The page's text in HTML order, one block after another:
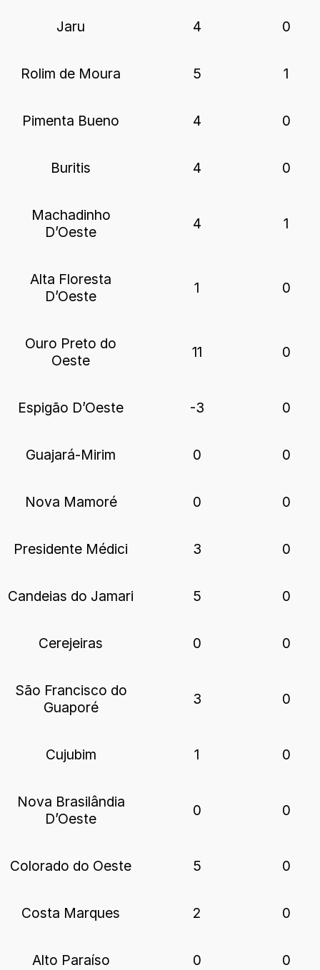
Jaru 4 0
Rolim de Moura 5 1
Pimenta Bueno 4 0
Buritis 4 0
Machadinho
D’Oeste
4 1
Alta Floresta
D’Oeste
1 0
Ouro Preto do
Oeste
11 0
Espigão D’Oeste -3 0
Guajará-Mirim 0 0
Nova Mamoré 0 0
Presidente Médici 3 0
Candeias do Jamari 5 0
Cerejeiras 0 0
São Francisco do
Guaporé
3 0
Cujubim 1 0
Nova Brasilândia
D’Oeste
0 0
Colorado do Oeste 5 0
Costa Marques 2 0
Alto Paraíso 0 0